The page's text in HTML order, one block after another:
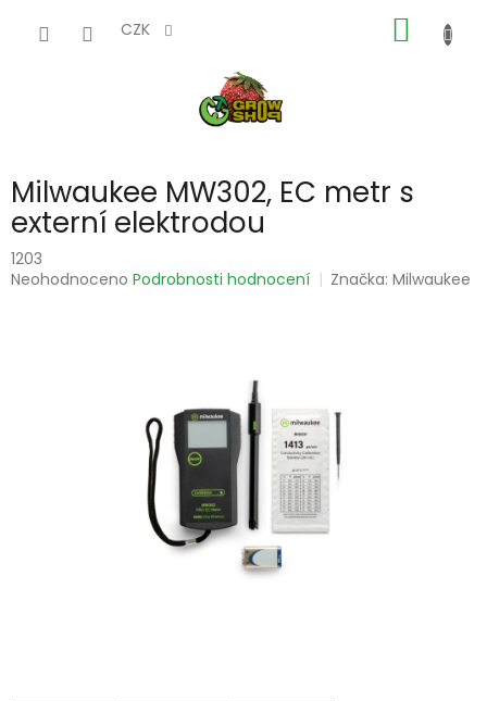
CZK
KOŠÍK
Milwaukee MW302, EC metr s
externí elektrodou
1203
Průměrné
Neohodnoceno Podrobnosti hodnocení Značka:Milwaukee